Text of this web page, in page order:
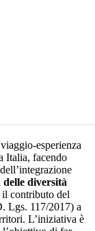
esperienza
Italia, facendo
delle diversità
contributo del
Lgs. 117/2017) a
L’iniziativa è